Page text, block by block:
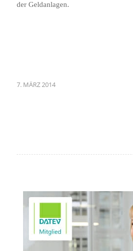
der Geldanlagen.
7. MÄRZ 2014